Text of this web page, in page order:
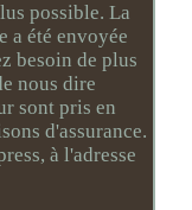
possible. La
a été envoyée
besoin de plus
nous dire
sont pris en
d'assurance.
à l'adresse